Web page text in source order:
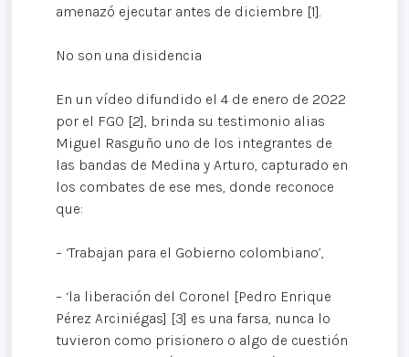
amenazó ejecutar antes de diciembre [1].
No son una disidencia
En un vídeo difundido el 4 de enero de 2022
por el FGO [2], brinda su testimonio alias
Miguel Rasguño uno de los integrantes de
las bandas de Medina y Arturo, capturado en
los combates de ese mes, donde reconoce
que:
– ‘Trabajan para el Gobierno colombiano’,
– ‘la liberación del Coronel [Pedro Enrique
Pérez Arciniégas] [3] es una farsa, nunca lo
tuvieron como prisionero o algo de cuestión